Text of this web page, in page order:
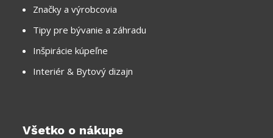
Značky a výrobcovia
Tipy pre bývanie a záhradu
Inšpirácie kúpeľne
Interiér & Bytový dizajn
Všetko o nákupe